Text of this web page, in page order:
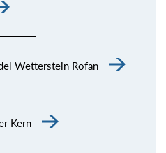
Wetterstein Rofan
Kern